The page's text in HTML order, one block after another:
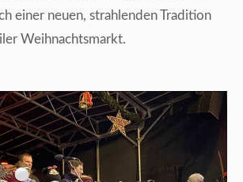
einer neuen, strahlenden Tradition
Weihnachtsmarkt.